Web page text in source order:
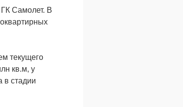
Самолет. В
текущего
кв.м, у
в стадии